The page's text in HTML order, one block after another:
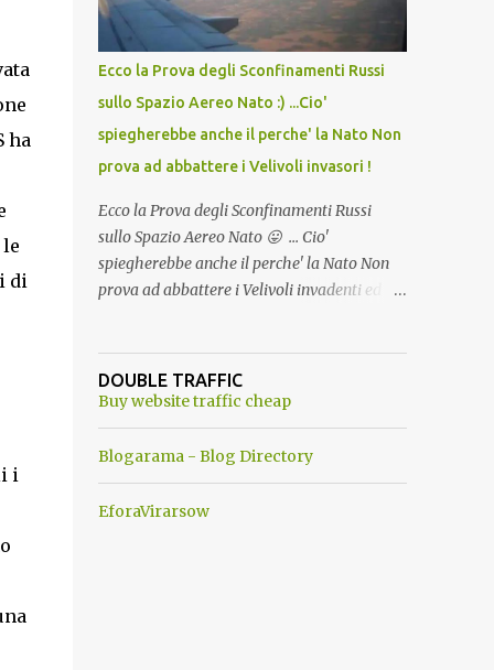
ha
di
i
del Capo, era "spettacolare Ghiacciato, ma
andava bene anche, a Temperatura
Ambiente"! Riproponiamo l'articolo per NON
Ecco la Prova degli Sconfinamenti Russi
sullo Spazio Aereo Nato :) ...Cio'
spiegherebbe anche il perche' la Nato Non
prova ad abbattere i Velivoli invasori !
Ecco la Prova degli Sconfinamenti Russi
sullo Spazio Aereo Nato 😛 ... Cio'
spiegherebbe anche il perche' la Nato Non
prova ad abbattere i Velivoli invadenti ed
alcuna notizia di un'invasione dello spazio
aereo NATO da parte di un robot chiamato
ancora una fantasia Nato o forse una "False
che difficilmente da menti sane, potrebbe
DOUBLE TRAFFIC
Buy website traffic cheap
Blogarama - Blog Directory
EforaVirarsow